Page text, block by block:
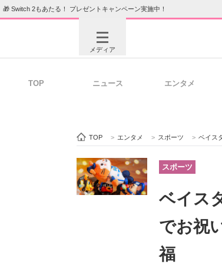
🎁 Switch 2もあたる！ プレゼントキャンペーン実施中！
メディア
ビジネスと働き方のヒント
TOP ニュース エンタメ
TOP > エンタメ > スポーツ > ベイス
スポーツ
ベイス
でお祝
福